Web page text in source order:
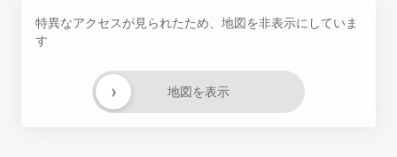
特異なアクセスが見られたため、地図を非表示にしていま
す
地図を表示
›